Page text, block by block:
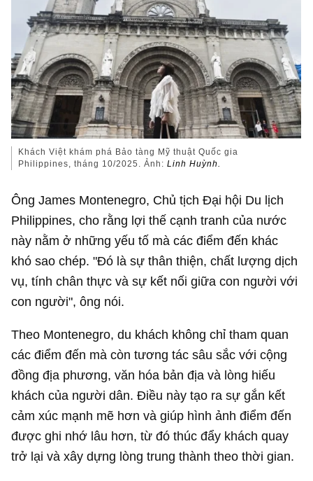
Khách Việt khám phá Bảo tàng Mỹ thuật Quốc gia
Philippines, tháng 10/2025. Ảnh:Linh Huỳnh.
Ông James Montenegro, Chủ tịch Đại hội Du lịch
Philippines, cho rằng lợi thế cạnh tranh của nước
này nằm ở những yếu tố mà các điểm đến khác
khó sao chép. "Đó là sự thân thiện, chất lượng dịch
vụ, tính chân thực và sự kết nối giữa con người với
con người", ông nói.
Theo Montenegro, du khách không chỉ tham quan
các điểm đến mà còn tương tác sâu sắc với cộng
đồng địa phương, văn hóa bản địa và lòng hiếu
khách của người dân. Điều này tạo ra sự gắn kết
cảm xúc mạnh mẽ hơn và giúp hình ảnh điểm đến
được ghi nhớ lâu hơn, từ đó thúc đẩy khách quay
trở lại và xây dựng lòng trung thành theo thời gian.